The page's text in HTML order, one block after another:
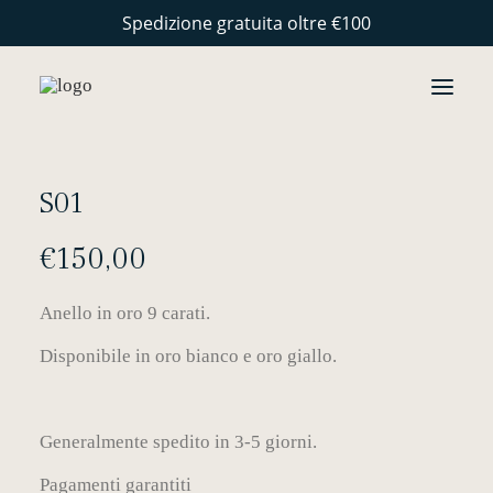
Spedizione gratuita oltre €100
PERSONALIZZAZIONE
S01
€150,00
Anello in oro 9 carati.
Disponibile in oro bianco e oro giallo.
Generalmente spedito in 3-5 giorni.
Pagamenti garantiti